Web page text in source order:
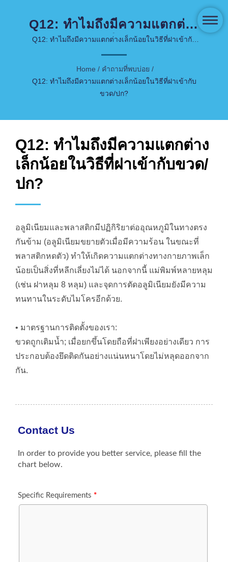
Q12: ทำไมถึงมีความแตกต่าง
เล็กน้อยในวิธีที่ฝาเข้ากับขวด/
ปก? | โซลูชันหรูหราและ
ยั่งยืน - COSJAR
Q12: ทำไมถึงมีความแตกต่างเล็กน้อยในวิธีที่ฝาเข้ากับ
ดูแลผิวและเครื่องสำอางมากว่า 40 ปี.
Home / คำถามที่พบบ่อย /
Q12: ทำไมถึงมีความแตกต่างเล็กน้อยในวิธีที่ฝาเข้ากับ
ขวด/ปก?
Q12: ทำไมถึงมีความแตกต่าง
เล็กน้อยในวิธีที่ฝาเข้ากับขวด/
ปก?
อลูมิเนียมและพลาสติกมีปฏิกิริยาต่ออุณหภูมิในทางตรง
กันข้าม (อลูมิเนียมขยายตัวเมื่อมีความร้อน ในขณะที่
พลาสติกหดตัว) ทำให้เกิดความแตกต่างทางกายภาพเล็ก
น้อยเป็นสิ่งที่หลีกเลี่ยงไม่ได้ นอกจากนี้ แม่พิมพ์หลายหลุม
(เช่น ฝาหลุม 8 หลุม) และจุดการตัดอลูมิเนียมยังมีความ
ทนทานในระดับไมโครอีกด้วย.
• มาตรฐานการติดตั้งของเรา:
ขวดถูกเติมน้ำ; เมื่อยกขึ้นโดยถือที่ฝาเพียงอย่างเดียว การ
ประกอบต้องยึดติดกันอย่างแน่นหนาโดยไม่หลุดออกจาก
กัน.